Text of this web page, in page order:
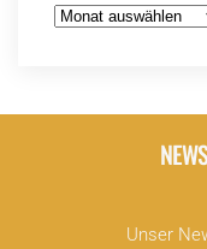
Archiv
Unser